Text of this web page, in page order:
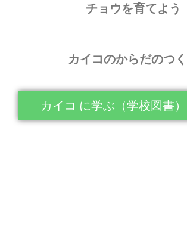
チョウを育てよう
カイコのからだのつ
カイコ に学ぶ（学校図書）